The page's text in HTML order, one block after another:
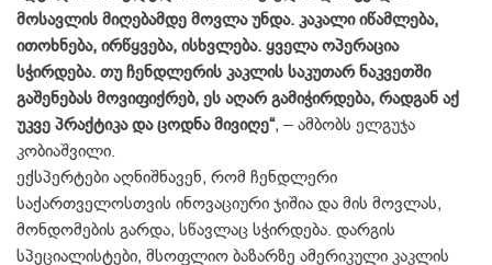
მოსავლის მიღებამდე მოვლა უნდა. კაკალი იწამლება,
ითოხნება, ირწყვება, ისხვლება. ყველა ოპერაცია
სჭირდება. თუ ჩენდლერის კაკლის საკუთარ ნაკვეთში
გაშენებას მოვიფიქრებ, ეს აღარ გამიჭირდება, რადგან აქ
უკვე პრაქტიკა და ცოდნა მივიღე“, – ამბობს ელგუჯა
კობიაშვილი.
ექსპერტები აღნიშნავენ, რომ ჩენ­დლერი
საქართველოსთვის ინოვა­ციური ჯიშია და მის მოვლას,
მონ­დომების გარდა, სწავლაც სჭირდება. დარგის
სპეციალისტები, მსოფლიო ბაზარზე ამერიკული კაკლის